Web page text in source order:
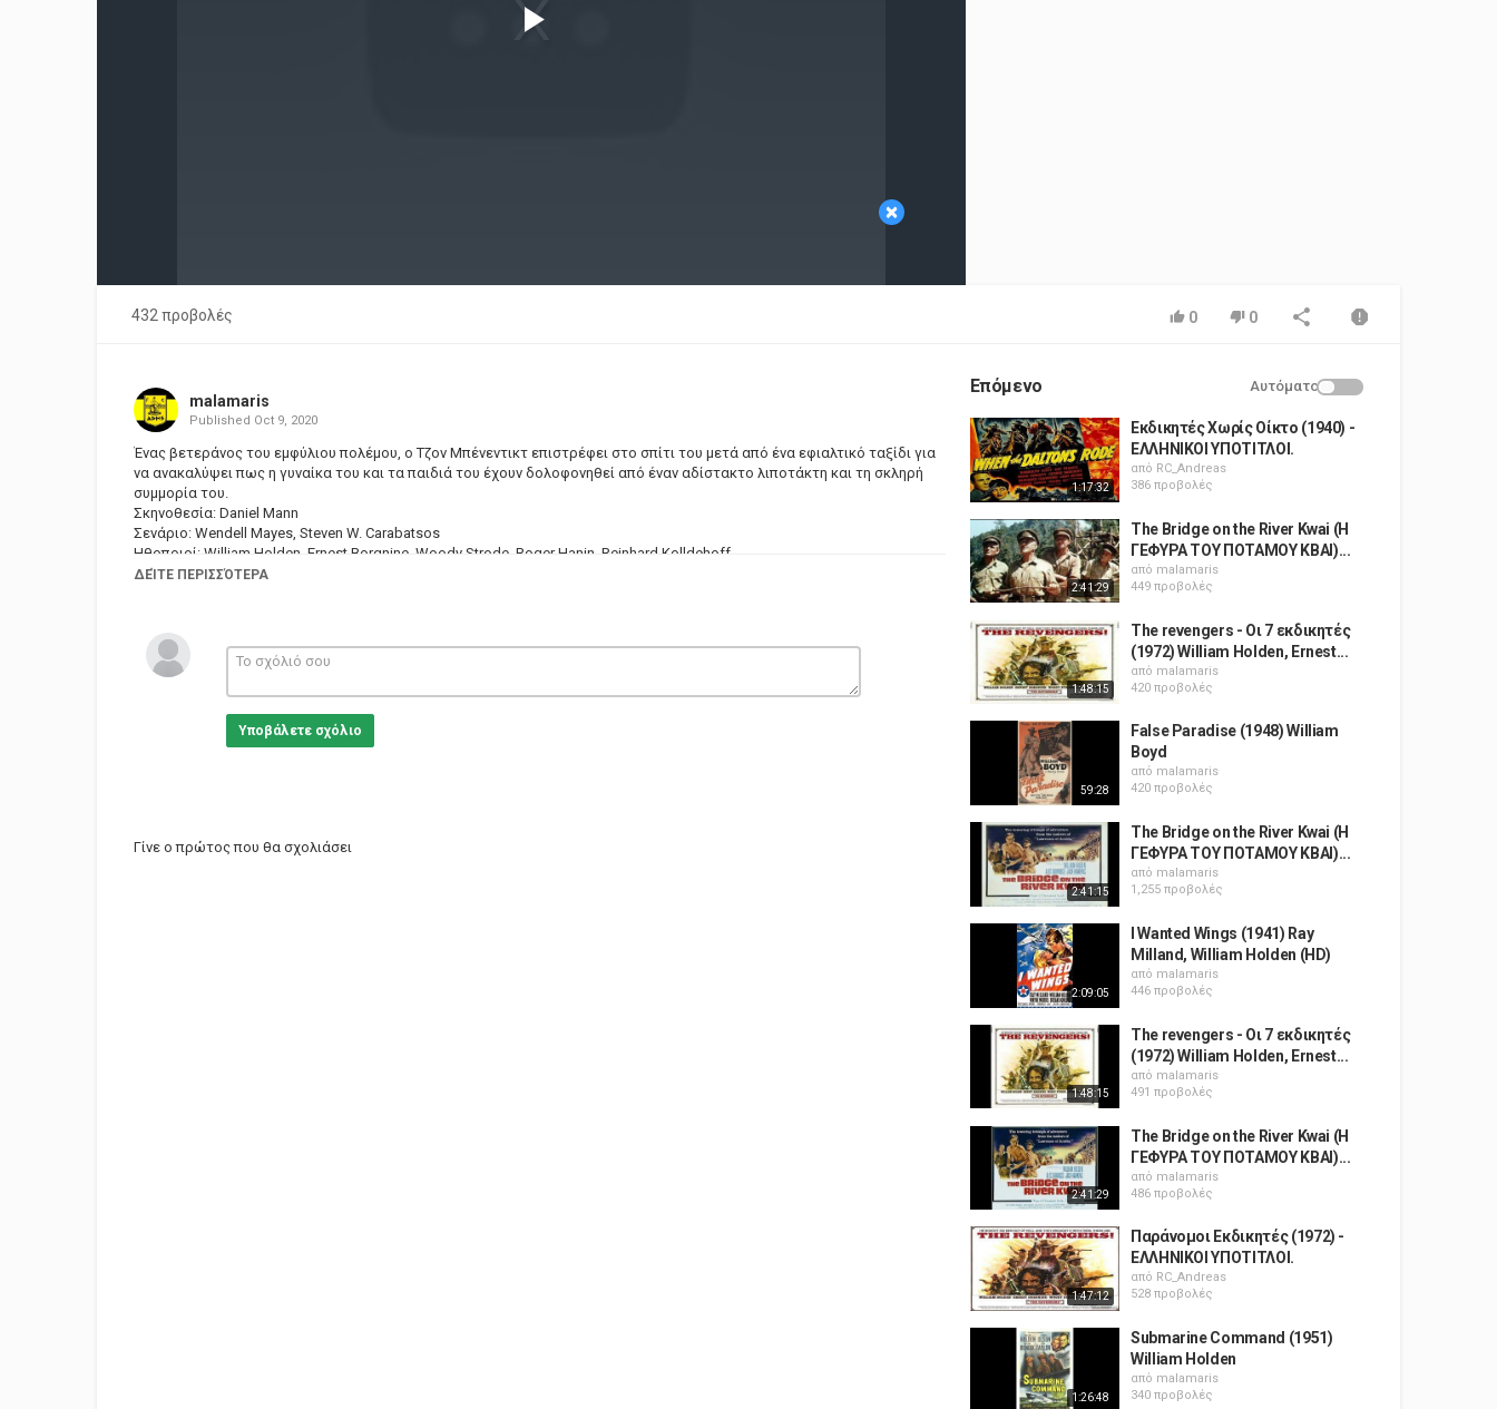
×
432 προβολές 0 0
malamaris
Published Oct 9, 2020
Ένας βετεράνος του εμφύλιου πολέμου, ο Τζον Μπένεντικτ επιστρέφει στο σπίτι του μετά από ένα εφιαλτικό ταξίδι για
να ανακαλύψει πως η γυναίκα του και τα παιδιά του έχουν δολοφονηθεί από έναν αδίστακτο λιποτάκτη και τη σκληρή
συμμορία του.
Σκηνοθεσία: Daniel Mann
Σενάριο: Wendell Mayes, Steven W. Carabatsos
Ηθοποιοί: William Holden, Ernest Borgnine, Woody Strode, Roger Hanin, Reinhard Kolldehoff
ΔΕΊΤΕ ΠΕΡΙΣΣΌΤΕΡΑ
Υποβάλετε σχόλιο
Γίνε ο πρώτος που θα σχολιάσει
Επόμενο Αυτόματο
1:17:32
Εκδικητές Χωρίς Οίκτο (1940) -
ΕΛΛΗΝΙΚΟΙ ΥΠΟΤΙΤΛΟΙ.
από RC_Andreas
386 προβολές
2:41:29
The Bridge on the River Kwai (Η
ΓΕΦΥΡΑ ΤΟΥ ΠΟΤΑΜΟΥ ΚΒΑΙ)...
από malamaris
449 προβολές
1:48:15
The revengers - Οι 7 εκδικητές
(1972) William Holden, Ernest...
από malamaris
420 προβολές
59:28
False Paradise (1948) William
Boyd
από malamaris
420 προβολές
2:41:15
The Bridge on the River Kwai (Η
ΓΕΦΥΡΑ ΤΟΥ ΠΟΤΑΜΟΥ ΚΒΑΙ)...
από malamaris
1,255 προβολές
2:09:05
I Wanted Wings (1941) Ray
Milland, William Holden (HD)
από malamaris
446 προβολές
1:48:15
The revengers - Οι 7 εκδικητές
(1972) William Holden, Ernest...
από malamaris
491 προβολές
2:41:29
The Bridge on the River Kwai (Η
ΓΕΦΥΡΑ ΤΟΥ ΠΟΤΑΜΟΥ ΚΒΑΙ)...
από malamaris
486 προβολές
1:47:12
Παράνομοι Εκδικητές (1972) -
ΕΛΛΗΝΙΚΟΙ ΥΠΟΤΙΤΛΟΙ.
από RC_Andreas
528 προβολές
1:26:48
Submarine Command (1951)
William Holden
από malamaris
340 προβολές